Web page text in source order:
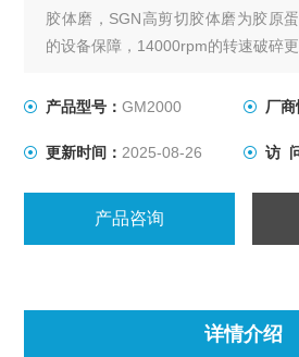
胶体磨，SGN高剪切胶体磨为胶原
的设备保障，14000rpm的转速破碎更
产品型号：GM2000 厂商
更新时间： 2025-08-26 访
产品咨询
详情介绍